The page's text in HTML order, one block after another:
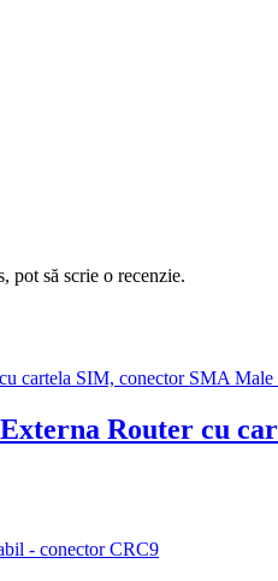
pot să scrie o recenzie.
Router cu